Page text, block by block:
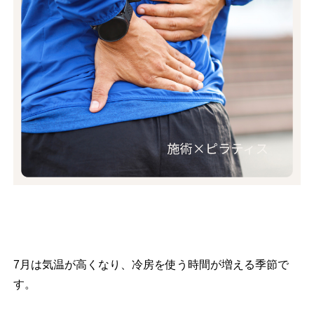
7月は気温が高くなり、冷房を使う時間が増える季節で
す。